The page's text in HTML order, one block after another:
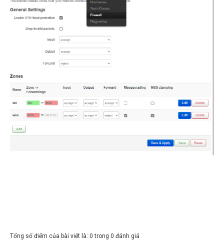
Tổng số điểm của bài viết là: 0 trong 0 đánh giá